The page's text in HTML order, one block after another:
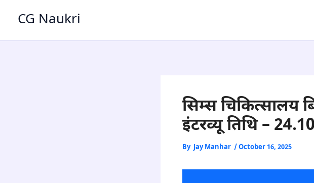
CG Naukri
सिम्स चिकित्सालय
इंटरव्यू तिथि –
By Jay Manhar /October 16, 2025